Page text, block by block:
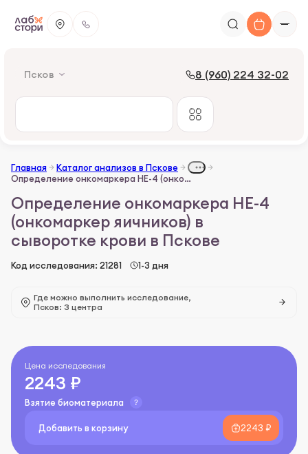
Псков 8 (960) 224 32-02
Главная
Каталог анализов в Пскове
Определение онкомаркера НЕ-4 (онкомаркер яичников) в сыворотке крови
Определение онкомаркера НЕ-4
(онкомаркер яичников) в
сыворотке крови в Пскове
Код исследования: 21281 1-3 дня
Где можно выполнить исследование,
Псков: 3 центра
Цена исследования
2243 ₽
Взятие биоматериала
Добавить в корзину 2243 ₽